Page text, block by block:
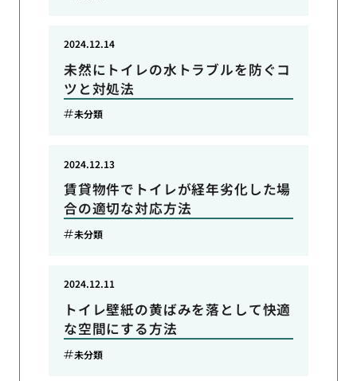
未然にトイレの水トラブルを防ぐコ
ツと対処法
2024.12.14
未分類
賃貸物件でトイレが経年劣化した場
合の適切な対応方法
2024.12.13
未分類
トイレ壁紙の黄ばみを落として快適
な空間にする方法
2024.12.11
未分類